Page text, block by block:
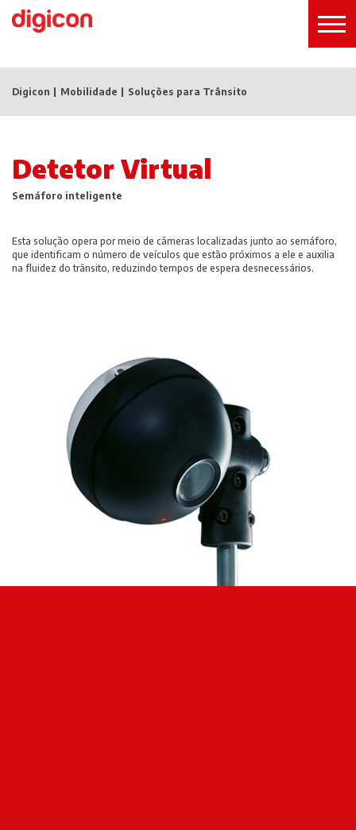
Digicon Mobilidade Soluções para Trânsito
Detetor Virtual
Semáforo inteligente
Esta solução opera por meio de câmeras localizadas junto ao semáforo,
que identificam o número de veículos que estão próximos a ele e auxilia
na fluidez do trânsito, reduzindo tempos de espera desnecessários.